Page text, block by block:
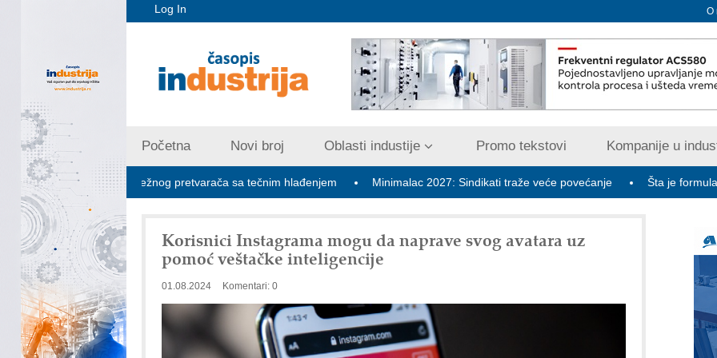
Log In O
Početna Novi broj Oblasti industije Promo tekstovi Kompanije u
1500 VDC mrežnog pretvarača sa tečnim hlađenjem Minimalac 2027: Sindikati traže veće povećanje Šta je formula za
Korisnici Instagrama mogu da naprave svog avatara uz
pomoć veštačke inteligencije
01.08.2024 Komentari: 0